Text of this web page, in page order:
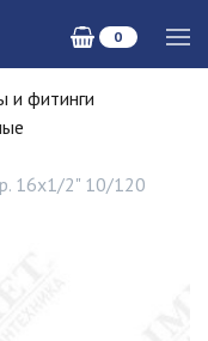
0
и фитинги
р. 16х1/2" 10/120